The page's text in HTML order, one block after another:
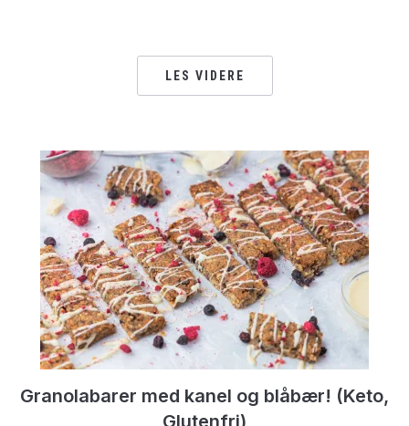
LES VIDERE
Granolabarer med kanel og blåbær! (Keto,